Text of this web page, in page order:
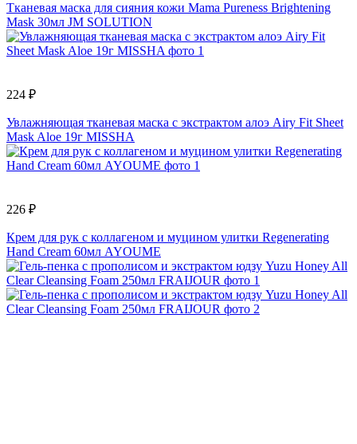
Тканевая маска для сияния кожи Mama Pureness Brightening
Mask 30мл JM SOLUTION
224 ₽
Увлажняющая тканевая маска с экстрактом алоэ Airy Fit Sheet
Mask Aloe 19г MISSHA
226 ₽
Крем для рук с коллагеном и муцином улитки Regenerating
Hand Cream 60мл AYOUME